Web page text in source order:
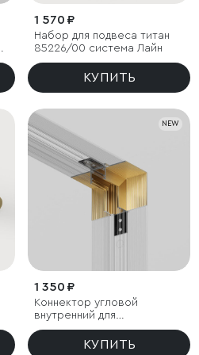
1 570 ₽
Набор для подвеса титан
85226/00 система Лайн
КУПИТЬ
NEW
1 350 ₽
Коннектор угловой
внутренний для
встраиваемого
шинопровода латунь
КУПИТЬ